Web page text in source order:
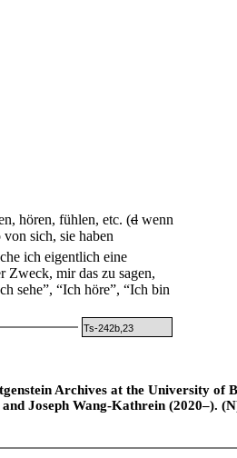
hören, fühlen, etc. (d wenn
sich, sie haben
ich eigentlich eine
Zweck, mir das zu sagen,
sehe”, “Ich höre”, “Ich bin
Ts-242b,23
Archives at the University
Joseph Wang-Kathrein (2020–).